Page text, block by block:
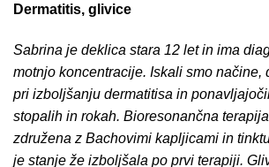
Dermatitis, glivice
Sabrina je deklica stara 12 let in ima
motnjo koncentracije. Iskali smo načine,
pri izboljšanju dermatitisa in
stopalih in rokah. Bioresonančna
združena z Bachovimi kapljicami in
je stanje že izboljšala po prvi terapiji.